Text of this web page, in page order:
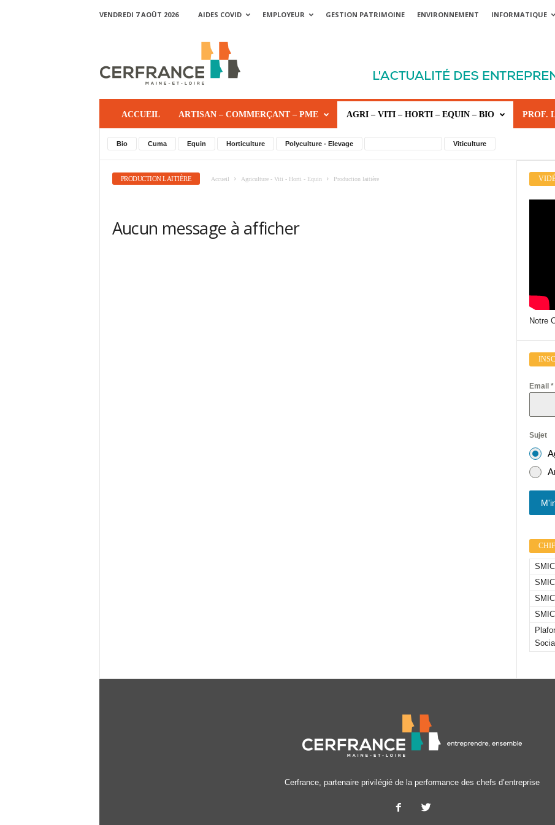
VENDREDI 7 AOÛT 2026 AIDES COVID EMPLOYEUR GESTION PATRIMOINE ENVIRONNEMENT INFORMATIQUE
ACCUEIL ARTISAN – COMMERÇANT – PME AGRI – VITI – HORTI – EQUIN – BIO PROF.
Bio Cuma Equin Horticulture Polyculture - Elevage Viticulture
PRODUCTION LAITIÈRE Accueil Agriculture - Viti - Horti - Equin Production laitière
Aucun message à afficher
Notre
Email *
Sujet
Cerfrance, partenaire privilégié de la performance des chefs d’entreprise